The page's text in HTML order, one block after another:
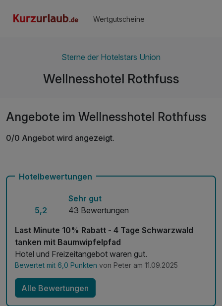
Wertgutscheine
Sterne der Hotelstars Union
Wellnesshotel Rothfuss
Angebote im Wellnesshotel Rothfuss
0/0 Angebot wird angezeigt.
Hotelbewertungen
5,2
Sehr gut
43 Bewertungen
Last Minute 10% Rabatt - 4 Tage Schwarzwald
tanken mit Baumwipfelpfad
Hotel und Freizeitangebot waren gut.
Bewertet mit 6,0 Punkten von Peter am 11.09.2025
Alle Bewertungen